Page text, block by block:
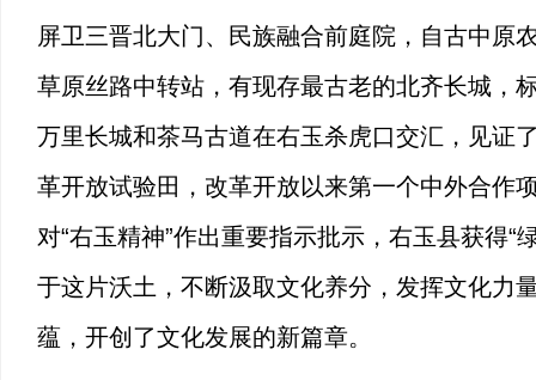
屏卫三晋北大门、民族融合前庭院，自古中原
草原丝路中转站，有现存最古老的北齐长城，
万里长城和茶马古道在右玉杀虎口交汇，见证
革开放试验田，改革开放以来第一个中外合作
对“右玉精神”作出重要指示批示，右玉县获得
于这片沃土，不断汲取文化养分，发挥文化力
蕴，开创了文化发展的新篇章。